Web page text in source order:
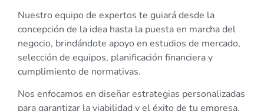
Nuestro equipo de expertos te guiará desde la
concepción de la idea hasta la puesta en marcha del
negocio, brindándote apoyo en estudios de mercado,
selección de equipos, planificación financiera y
cumplimiento de normativas.
Nos enfocamos en diseñar estrategias personalizadas
para garantizar la viabilidad y el éxito de tu empresa,